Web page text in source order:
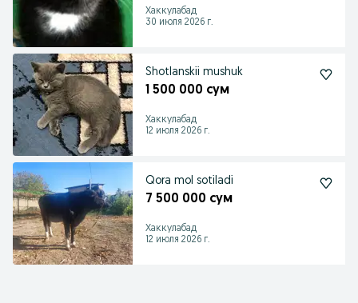
Хаккулабад
30 июля 2026 г.
Shotlanskii mushuk
1 500 000 сум
Хаккулабад
12 июля 2026 г.
Qora mol sotiladi
7 500 000 сум
Хаккулабад
12 июля 2026 г.